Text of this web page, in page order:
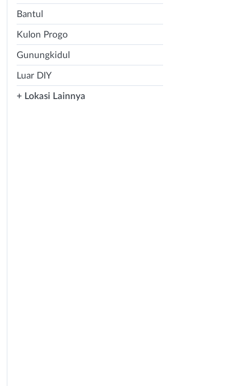
Bantul
Kulon Progo
Gunungkidul
Luar DIY
+ Lokasi Lainnya